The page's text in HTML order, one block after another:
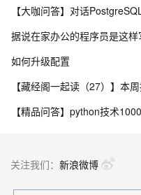
据说在家办公的程序员是这样
如何升级配置
【精品问答】python技术
关注我们： 新浪微博